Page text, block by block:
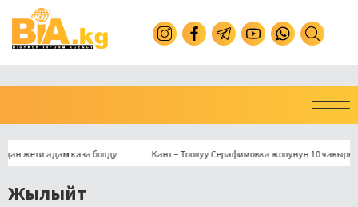
адам каза болду Кант – Тоолуу Серафимовка жолунун 10 чакырымына
Жылыйт